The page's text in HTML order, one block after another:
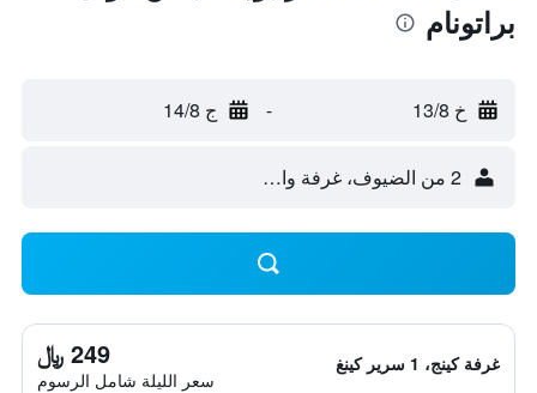
براتونام
خ 13/8 - ج 14/8
2 من الضيوف، غرفة واحدة
غرفة كينج، 1 سرير كينغ 249 ﷼
سعر الليلة شامل الرسوم